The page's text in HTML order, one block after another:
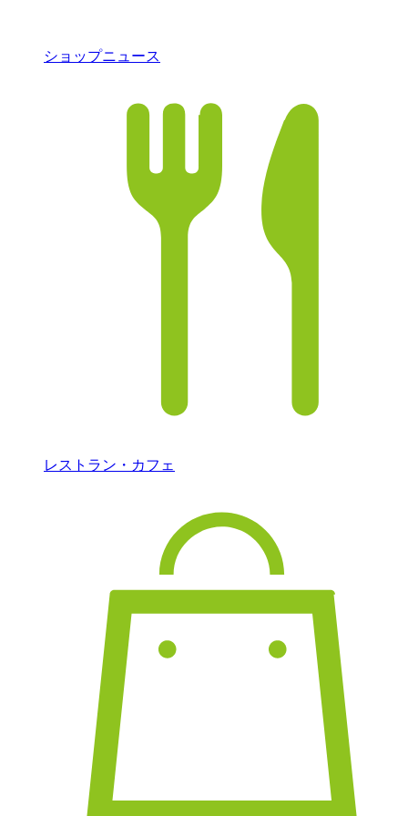
ショップニュース
レストラン・カフェ